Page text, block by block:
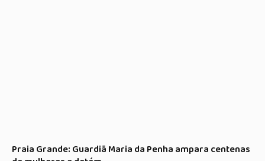
Praia Grande: Guardiã Maria da Penha ampara centenas